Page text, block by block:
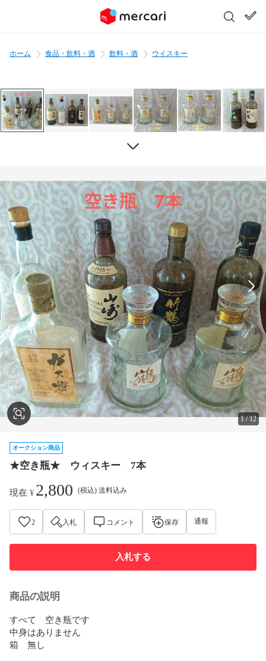
ホーム 食品・飲料・酒 飲料・酒 ウイスキー
1/12
オークション商品
★空き瓶★ ウィスキー 7本
現在 ¥2,800 (税込) 送料込み
2 入札 コメント 保存 通報
入札する
商品の説明
すべて　空き瓶です
中身はありません
箱　無し